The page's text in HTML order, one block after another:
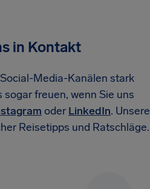
in Kontakt
Media-Kanälen stark
freuen, wenn Sie uns
oder LinkedIn. Unsere
Reisetipps und Ratschläge.